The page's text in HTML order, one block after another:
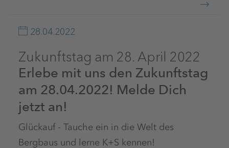
28.04.2022
Zukunftstag am 28. April 2022
Erlebe mit uns den Zukunftstag
am 28.04.2022! Melde Dich
jetzt an!
Glückauf - Tauche ein in die Welt des
Bergbaus und lerne K+S kennen!